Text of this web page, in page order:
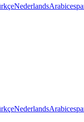
NederlandsArabic
NederlandsArabic